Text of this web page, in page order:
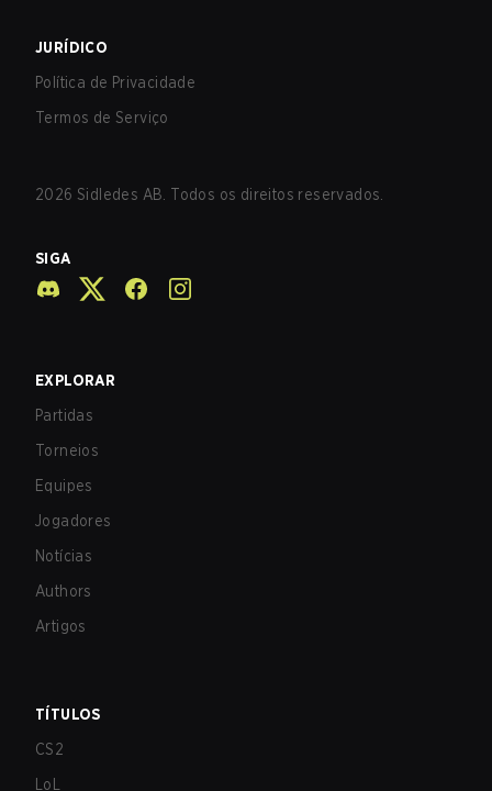
JURÍDICO
Política de Privacidade
Termos de Serviço
2026 Sidledes AB. Todos os direitos reservados.
SIGA
EXPLORAR
Partidas
Torneios
Equipes
Jogadores
Notícias
Authors
Artigos
TÍTULOS
CS2
LoL